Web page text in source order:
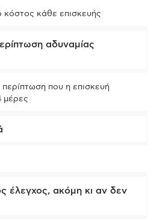
κόστος κάθε επισκευής
αδυναμίας
που η επισκευή
μέρες
έλεγχος, ακόμη κι αν δεν